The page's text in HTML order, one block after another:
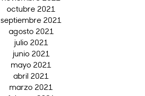
octubre 2021
septiembre 2021
agosto 2021
julio 2021
junio 2021
mayo 2021
abril 2021
marzo 2021